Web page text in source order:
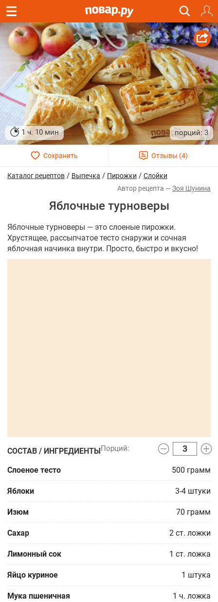
1 ч. 10 мин 3
Каталог рецептов / Выпечка / Пирожки / Слойки
Зоя Шунина
Яблочные турноверы
Яблочные турноверы — это слоеные пирожки.
Хрустящее, рассыпчатое тесто снаружи и сочная
яблочная начинка внутри. Просто, быстро и вкусно!
СОСТАВ / ИНГРЕДИЕНТЫ
Слоеное тесто 500 грамм
Яблоки 3-4 штуки
Изюм 70 грамм
Сахар 2 ст. ложки
Лимонный сок 1 ст. ложка
Яйцо куриное 1 штука
Мука пшеничная 1 ч. ложка